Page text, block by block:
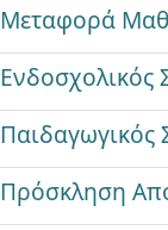
Μεταφορά
Ενδοσχολικός
Παιδαγωγικός
Πρόσκληση